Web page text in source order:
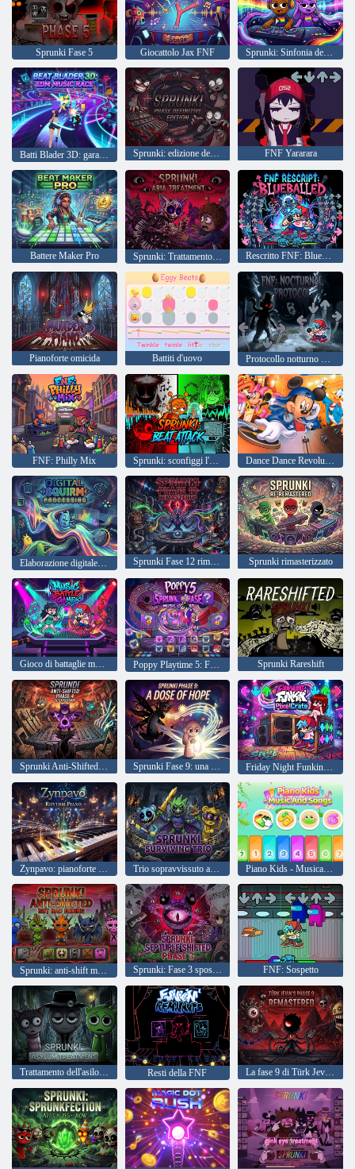
Sprunki Fase 5 Giocattolo Jax FNF
Sprunki: edizione definitiva della fase FNF Yararara
Battere Maker Pro Sprunki: Trattamento dell'Aria Rescritto FNF: Blueballed
Pianoforte omicida Battiti d'uovo Protocollo notturno FNF mod
FNF: Philly Mix Sprunki: sconfiggi l'attacco
Sprunki Fase 12 rimasterizzata Sprunki rimasterizzato
Gioco di battaglie musicali Poppy Playtime 5: Fase Sprunki Sprunki Rareshift
Friday Night Funkin PixelCrate
Trio sopravvissuto agli Sprunki
Sprunki: anti-shift ma brutto finale Sprunki: Fase 3 spostata di sette volte FNF: Sospetto
Trattamento dell'asilo Sprunki Resti della FNF La fase 9 di Türk Jevin rimasterizzata